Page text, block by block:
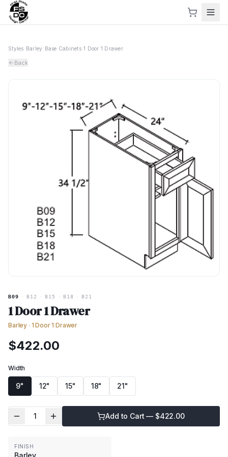
Styles Barley Base Cabinets› 1 Door 1 Drawer
Back
B09 B12 B15 B18 B21
1 Door 1 Drawer
Barley · 1 Door 1 Drawer
$422.00
Width
9" 12" 15" 18" 21"
1 Add to Cart — $422.00
FINISH